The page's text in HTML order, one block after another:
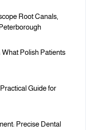
Root Canals,
Polish Patients
Guide for
Precise Dental